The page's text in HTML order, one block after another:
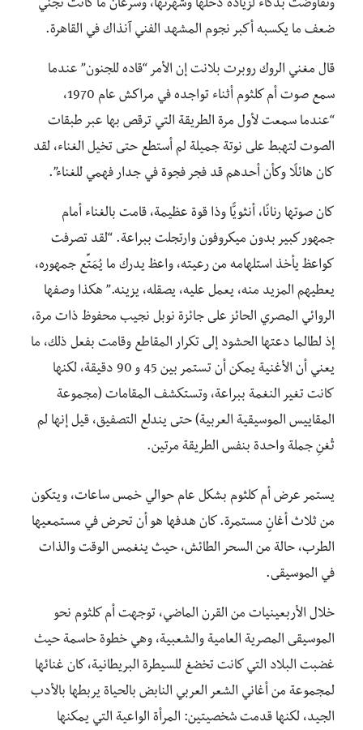
وتفاوضت بذكاء لزيادة دخلها وشهرتها، وسرعان ما كانت تجني
ضعف ما يكسبه أكبر نجوم المشهد الفني آنذاك في القاهرة.
قال مغني الروك روبرت بلانت إن الأمر “قاده للجنون” عندما
سمع صوت أم كلثوم أثناء تواجده في مراكش عام 1970،
“عندما سمعت لأول مرة الطريقة التي ترقص بها عبر طبقات
الصوت لتهبط على نوتة جميلة لم أستطع حتى تخيل الغناء، لقد
كان هائلًا وكأن أحدهم قد فجر فجوة في جدار فهمي للغناء”.
كان صوتها رنانًا، أنثويًّا وذا قوة عظيمة، قامت بالغناء أمام
جمهور كبير بدون ميكروفون وارتجلت ببراعة. “لقد تصرفت
كواعظ يأخذ استلهامه من رعيته، واعظ يدرك ما يُمَتِّع جمهوره،
يعطيهم المزيد منه، يعمل عليه، يصقله، يزينه.” هكذا وصفها
الروائي المصري الحائز على جائزة نوبل نجيب محفوظ ذات مرة،
إذ لطالما دعتها الحشود إلى تكرار المقاطع وقامت بفعل ذلك، ما
يعني أن الأغنية يمكن أن تستمر بين 45 و 90 دقيقة، لكنها
كانت تغير النغمة ببراعة، وتستكشف المقامات (مجموعة
المقاييس الموسيقية العربية) حتى يندلع التصفيق، قيل إنها لم
تُغنِ جملة واحدة بنفس الطريقة مرتين.
يستمر عرض أم كلثوم بشكل عام حوالي خمس ساعات، ويتكون
من ثلاث أغانٍ مستمرة. كان هدفها هو أن تحرض في مستمعيها
الطرب، حالة من السحر الطائش، حيث ينغمس الوقت والذات
في الموسيقى.
خلال الأربعينيات من القرن الماضي، توجهت أم كلثوم نحو
الموسيقى المصرية العامية والشعبية، وهي خطوة حاسمة حيث
غضبت البلاد التي كانت تخضغ للسيطرة البريطانية، كان غنائها
لمجموعة من أغاني الشعر العربي النابض بالحياة يربطها بالأدب
الجيد، لكنها قدمت شخصيتين: المرأة الواعية التي يمكنها